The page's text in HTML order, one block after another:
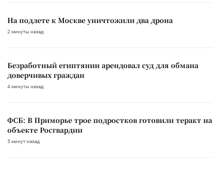
На подлете к Москве уничтожили два дрона
2 минуты назад
Безработный египтянин арендовал суд для обмана
доверчивых граждан
4 минуты назад
ФСБ: В Приморье трое подростков готовили теракт на
объекте Росгвардии
5 минут назад